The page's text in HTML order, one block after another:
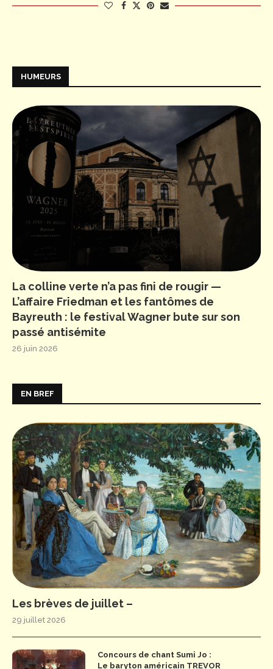
HUMEURS
La colline verte n’a pas fini de rougir —
L’affaire Friedman et les fantômes de
Bayreuth : le festival Wagner bute sur son
passé antisémite
26 juin 2026
EN BREF
Les brèves de juillet –
29 juillet 2026
Concours de chant Sumi Jo :
Le baryton américain TREVOR